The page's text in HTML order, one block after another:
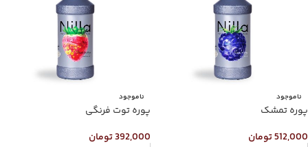
ناموجود
پوره تمشک
512,000تومان
ناموجود
پوره توت فرنگی
392,000تومان